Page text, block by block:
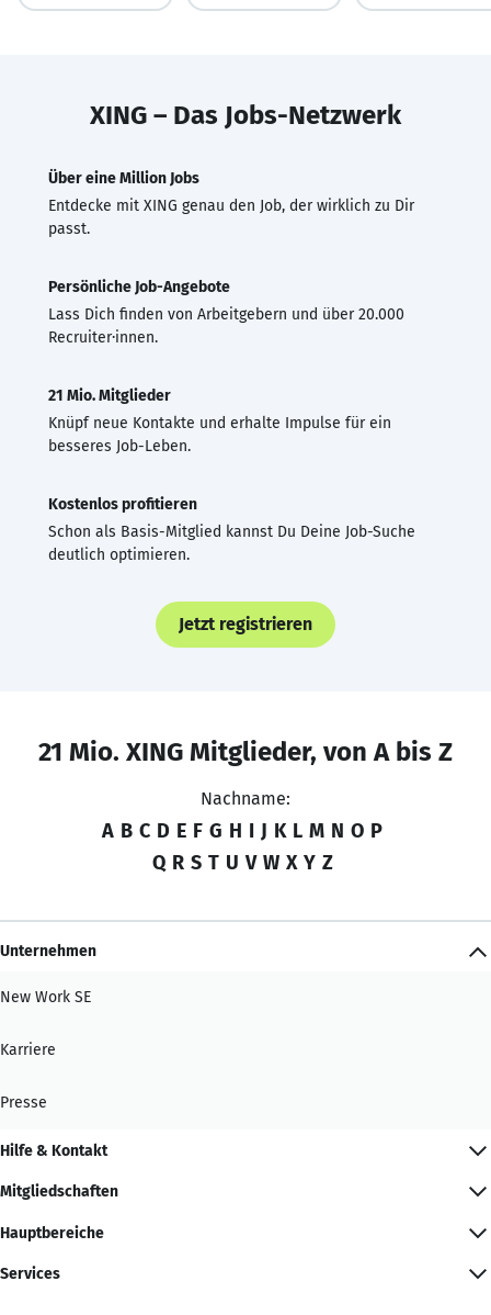
XING – Das Jobs-Netzwerk
Über eine Million Jobs
Entdecke mit XING genau den Job, der wirklich zu Dir
passt.
Persönliche Job-Angebote
Lass Dich finden von Arbeitgebern und über 20.000
Recruiter·innen.
21 Mio. Mitglieder
Knüpf neue Kontakte und erhalte Impulse für ein
besseres Job-Leben.
Kostenlos profitieren
Schon als Basis-Mitglied kannst Du Deine Job-Suche
deutlich optimieren.
Jetzt registrieren
21 Mio. XING Mitglieder, von A bis Z
Nachname:
A B C D E F G H I J K L M N O P
Q R S T U V W X Y Z
Unternehmen
New Work SE
Karriere
Presse
Hilfe & Kontakt
Mitgliedschaften
Hauptbereiche
Services